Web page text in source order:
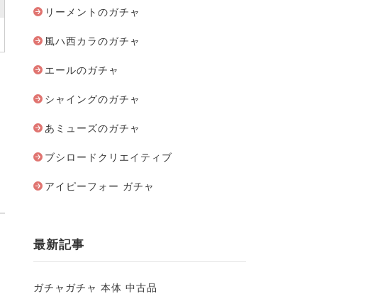
リーメントのガチャ
風ハ西カラのガチャ
エールのガチャ
シャイングのガチャ
あミューズのガチャ
ブシロードクリエイティブ
アイピーフォー ガチャ
最新記事
ガチャガチャ 本体 中古品